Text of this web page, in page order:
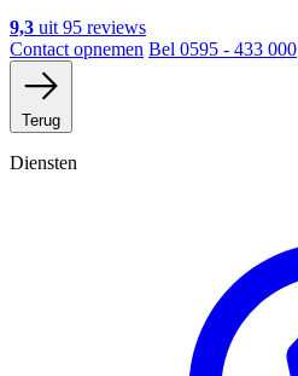
9,3 uit 95 reviews
Contact opnemen Bel 0595 - 433 000
Terug
Diensten